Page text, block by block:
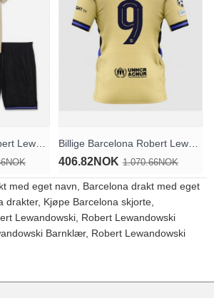
406.82NOK 1.070.66NOK
med eget navn
Barcelona drakt med eget
drakter, Kjøpe Barcelona skjorte
Lewandowski Robert Lewandowski
Barnklær, Robert Lewandowski